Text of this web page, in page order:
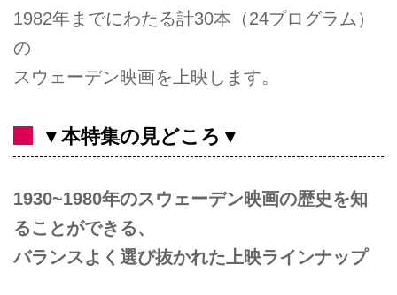
1982年までにわたる計30本（24プログラム）
の
スウェーデン映画を上映します。
▼本特集の見どころ▼
1930~1980年のスウェーデン映画の歴史を知
ることができる、
バランスよく選び抜かれた上映ラインナップ